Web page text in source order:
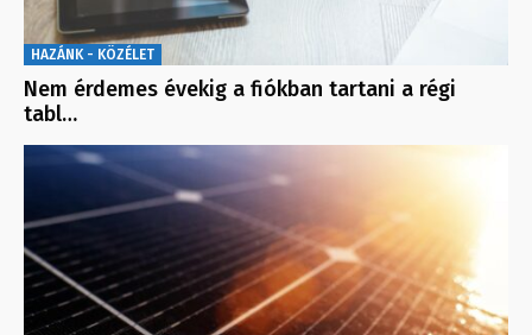
HAZÁNK - KÖZÉLET
Nem érdemes évekig a fiókban tartani a régi
tabl…